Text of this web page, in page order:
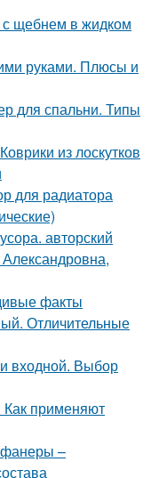
с щебнем в жидком
руками. Плюсы и
для спальни. Типы
из лоскутков
для радиатора
авторский
факты
Отличительные
входной. Выбор
применяют
–